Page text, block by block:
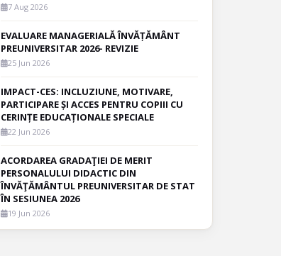
7 Aug 2026
EVALUARE MANAGERIALĂ ÎNVĂȚĂMÂNT
PREUNIVERSITAR 2026- REVIZIE
25 Jun 2026
IMPACT-CES: INCLUZIUNE, MOTIVARE,
PARTICIPARE ȘI ACCES PENTRU COPIII CU
CERINȚE EDUCAȚIONALE SPECIALE
22 Jun 2026
ACORDAREA GRADAŢIEI DE MERIT
PERSONALULUI DIDACTIC DIN
ÎNVĂŢĂMÂNTUL PREUNIVERSITAR DE STAT
ÎN SESIUNEA 2026
19 Jun 2026